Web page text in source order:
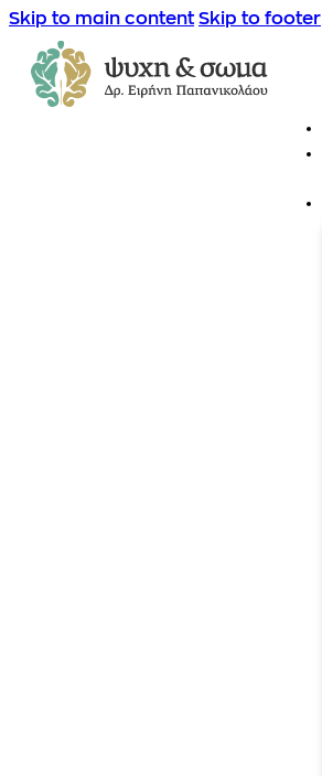
Skip to main content Skip to footer